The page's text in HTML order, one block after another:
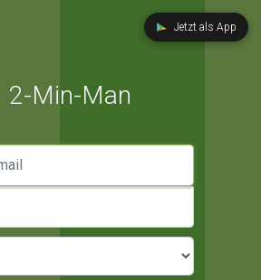
Jetzt als App
2-Min-Man